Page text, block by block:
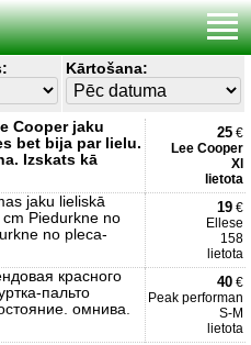
Kārtošana:
Cooper jaku
bet bija par lielu.
Izskats kā
25 €
Lee Cooper
Xl
lietota
jaku lieliskā
Piedurkne no
no pleca-
19 €
Ellese
158
lietota
красного
пальто
омнива.
40 €
Peak performan
S-M
lietota